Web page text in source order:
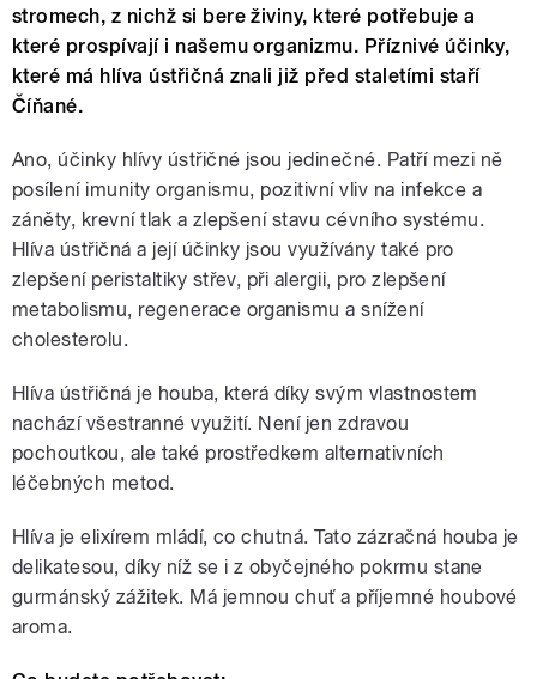
stromech, z nichž si bere živiny, které potřebuje a
které prospívají i našemu organizmu. Příznivé účinky,
které má hlíva ústřičná znali již před staletími staří
Číňané.
Ano, účinky hlívy ústřičné jsou jedinečné. Patří mezi ně
posílení imunity organismu, pozitivní vliv na infekce a
záněty, krevní tlak a zlepšení stavu cévního systému.
Hlíva ústřičná a její účinky jsou využívány také pro
zlepšení peristaltiky střev, při alergii, pro zlepšení
metabolismu, regenerace organismu a snížení
cholesterolu.
Hlíva ústřičná je houba, která díky svým vlastnostem
nachází všestranné využití. Není jen zdravou
pochoutkou, ale také prostředkem alternativních
léčebných metod.
Hlíva je elixírem mládí, co chutná. Tato zázračná houba je
delikatesou, díky níž se i z obyčejného pokrmu stane
gurmánský zážitek. Má jemnou chuť a příjemné houbové
aroma.